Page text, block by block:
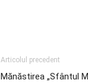
Articolul precedent
Mănăstirea „Sfântul